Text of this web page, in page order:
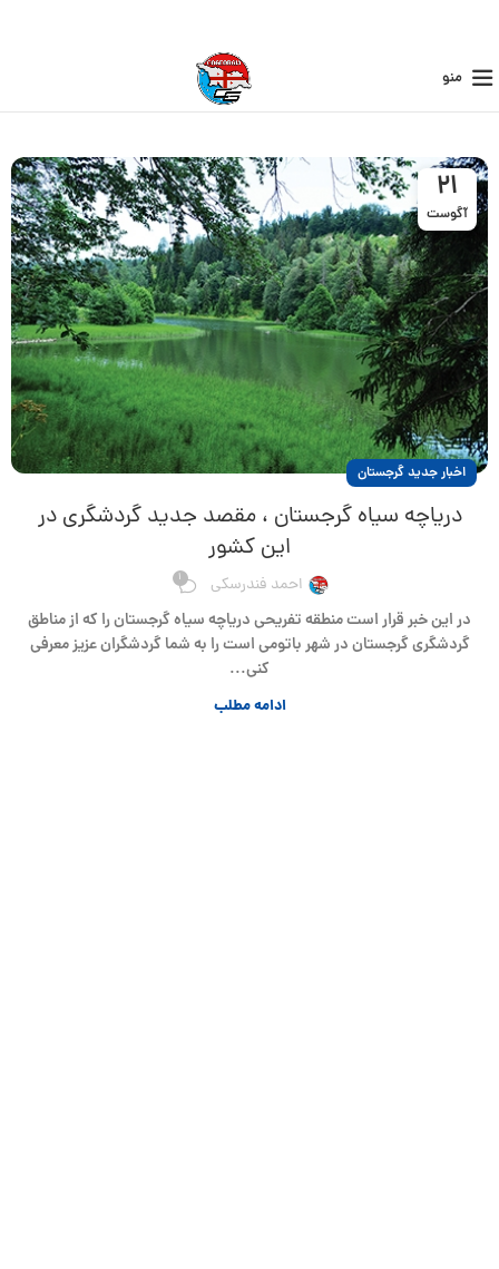
منو
21
آگوست
اخبار جدید گرجستان
دریاچه سیاه گرجستان ، مقصد جدید گردشگری در
این کشور
احمد فندرسکی 1
در این خبر قرار است منطقه تفریحی دریاچه سیاه گرجستان را که از مناطق
گردشگری گرجستان در شهر باتومی است را به شما گردشگران عزیز معرفی
کنی...
ادامه مطلب